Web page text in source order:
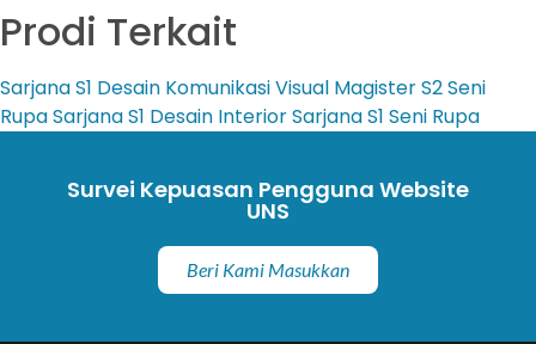
Prodi Terkait
SarjanaS1 Desain Komunikasi Visual MagisterS2 Seni
RupaSarjanaS1 Desain InteriorSarjanaS1 Seni Rupa
Survei Kepuasan Pengguna Website
UNS
Beri Kami Masukkan